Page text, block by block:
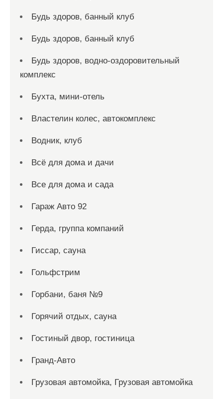
Будь здоров, банный клуб
Будь здоров, банный клуб
Будь здоров, водно-оздоровительный
комплекс
Бухта, мини-отель
Властелин колес, автокомплекс
Водник, клуб
Всё для дома и дачи
Все для дома и сада
Гараж Авто 92
Герда, группа компаний
Гиссар, сауна
Гольфстрим
Горбани, баня №9
Горячий отдых, сауна
Гостиный двор, гостиница
Гранд-Авто
Грузовая автомойка, Грузовая автомойка